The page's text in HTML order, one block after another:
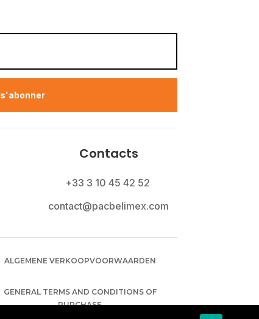
s'abonner
Contacts
+33 3 10 45 42 52
contact@pacbelimex.com
ALGEMENE VERKOOPVOORWAARDEN
GENERAL TERMS AND CONDITIONS OF
PURCHASE